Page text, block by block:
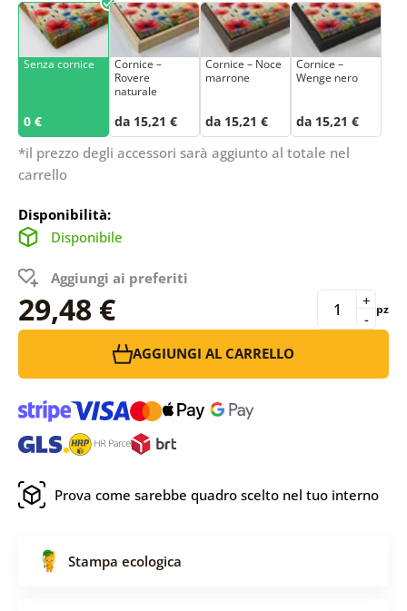
Senza cornice
0 €
Cornice –
Rovere
naturale
da 15,21 €
Cornice – Noce
marrone
da 15,21 €
Cornice –
Wenge nero
da 15,21 €
*il prezzo degli accessori sarà aggiunto al totale nel
carrello
Disponibilità:
Disponibile
Aggiungi ai preferiti
29,48 € -
+ pz
AGGIUNGI AL CARRELLO
Prova come sarebbe quadro scelto nel tuo interno
Stampa ecologica